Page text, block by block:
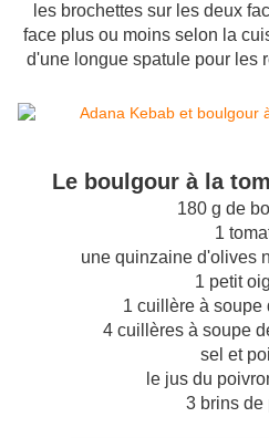
les brochettes sur les deux
face plus ou moins selon la
d'une longue spatule pour les
Le boulgour à la
180 g de
1
une quinzaine d'olives
1 petit
1 cuillère à soupe
4 cuillères à soupe
sel et
le jus du
3 brins de